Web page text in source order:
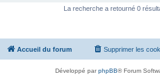
La recherche a retourné 0
Accueil du forum Supprimer les
Développé parphpBB® Forum